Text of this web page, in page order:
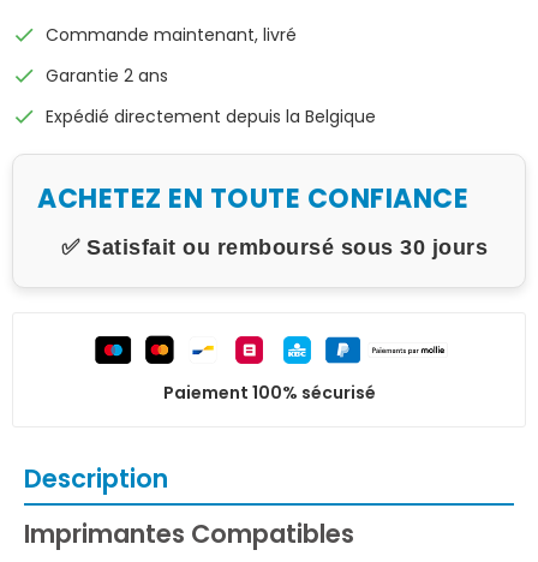
check Commande maintenant, livré
check Garantie 2 ans
check Expédié directement depuis la Belgique
ACHETEZ EN TOUTE CONFIANCE
✅ Satisfait ou remboursé sous 30 jours
Paiement 100% sécurisé
Description
Imprimantes Compatibles